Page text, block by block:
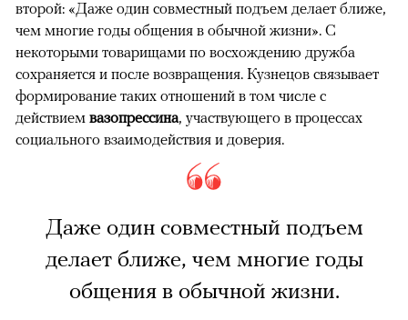
второй: «Даже один совместный подъем делает ближе,
чем многие годы общения в обычной жизни». С
некоторыми товарищами по восхождению дружба
сохраняется и после возвращения. Кузнецов связывает
формирование таких отношений в том числе с
действием вазопрессина, участвующего в процессах
социального взаимодействия и доверия.
Даже один совместный подъем
делает ближе, чем многие годы
общения в обычной жизни.